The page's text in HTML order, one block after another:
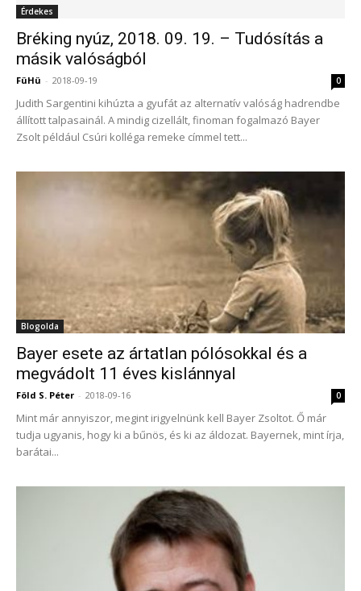
Érdekes
Bréking nyúz, 2018. 09. 19. – Tudósítás a
másik valóságból
FüHü - 2018-09-19 0
Judith Sargentini kihúzta a gyufát az alternatív valóság hadrendbe
állított talpasainál. A mindig cizellált, finoman fogalmazó Bayer
Zsolt például Csúri kolléga remeke címmel tett...
Blogolda
Bayer esete az ártatlan pólósokkal és a
megvádolt 11 éves kislánnyal
Föld S. Péter - 2018-09-16 0
Mint már annyiszor, megint irigyelnünk kell Bayer Zsoltot. Ő már
tudja ugyanis, hogy ki a bűnös, és ki az áldozat. Bayernek, mint írja,
barátai...